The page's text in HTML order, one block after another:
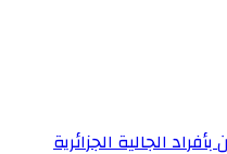
الجالية الجزائرية